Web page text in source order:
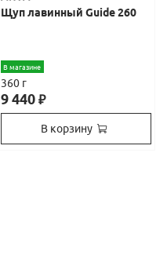
Щуп лавинный Guide 260
В магазине
360 г
9 440₽
В корзину